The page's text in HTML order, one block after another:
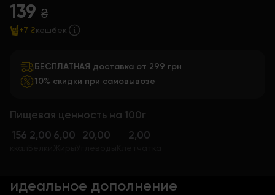
139 ₴
+7 ₴кешбек
БЕСПЛАТНАЯ доставка от 299 грн
10% скидки при самовывозе
Пищевая ценность на 100г
156 2,00 6,00 20,00 2,00
идеальное дополнение